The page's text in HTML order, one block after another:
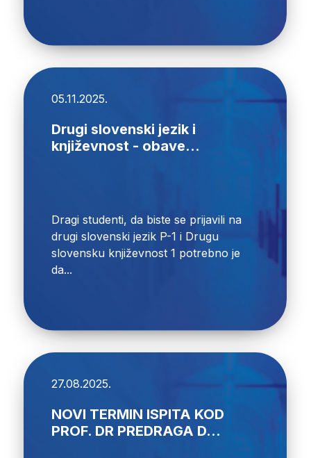
05.11.2025.
Drugi slovenski jezik i
književnost - obave...
Dragi studenti, da biste se prijavili na
drugi slovenski jezik P-1 i Drugu
slovensku književnost 1 potrebno je
da...
27.08.2025.
NOVI TERMIN ISPITA KOD
PROF. DR PREDRAGA D...